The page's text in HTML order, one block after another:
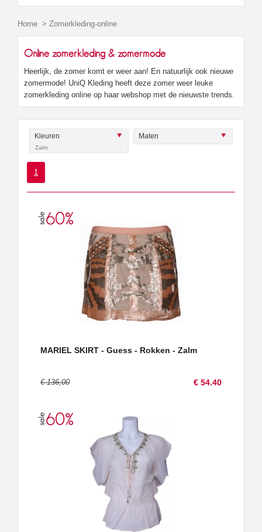
Home > Zomerkleding-online
Online zomerkleding & zomermode
Heerlijk, de zomer komt er weer aan! En natuurlijk ook nieuwe
zomermode! UniQ Kleding heeft deze zomer weer leuke
zomerkleding online op haar webshop met de nieuwste trends.
Kleuren
Zalm
Maten
1
MARIEL SKIRT - Guess - Rokken - Zalm
€ 136,00 € 54.40